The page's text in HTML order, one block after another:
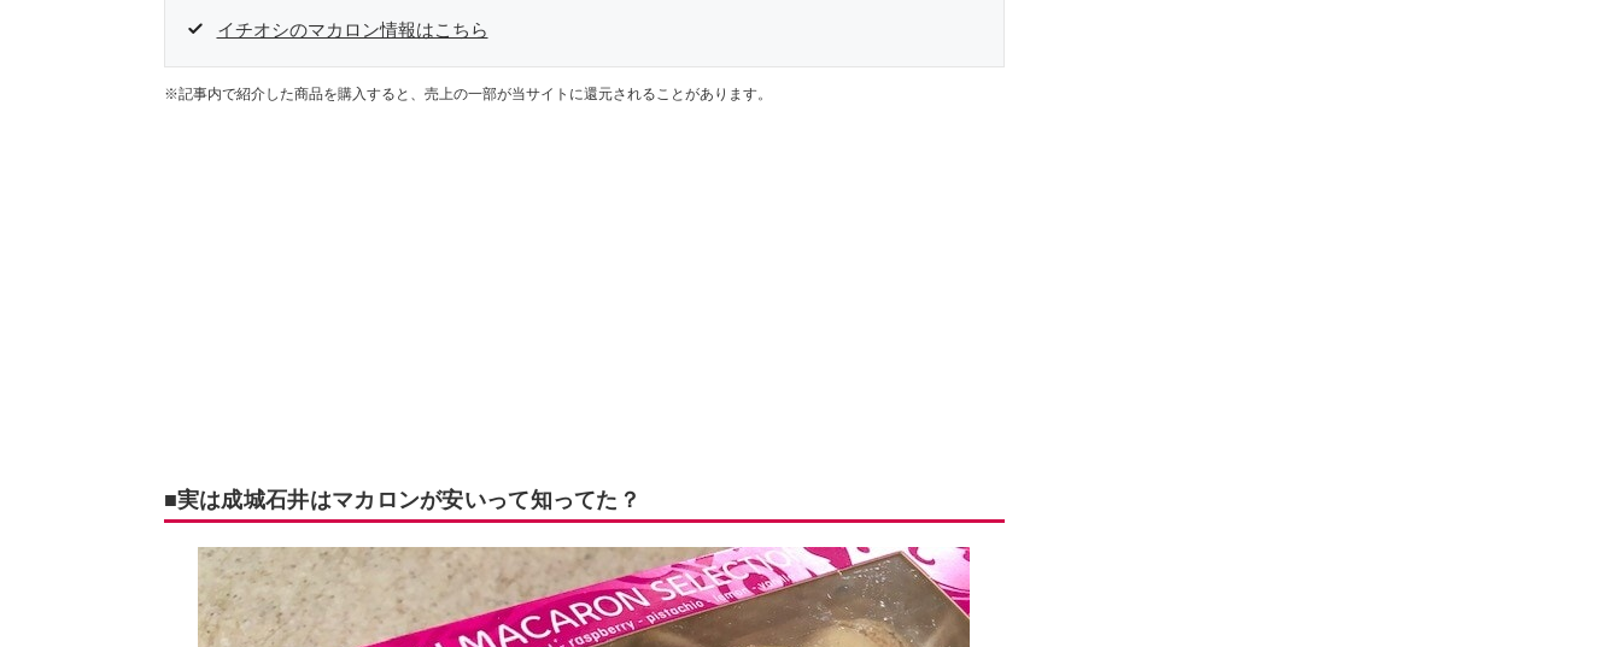
イチオシのマカロン情報はこちら
※記事内で紹介した商品を購入すると、売上の一部が当サイトに還元されることがあります。
■実は成城石井はマカロンが安いって知ってた？